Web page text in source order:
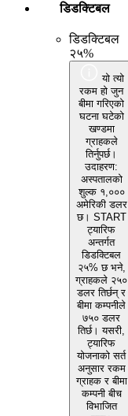
डिडक्टिबल
डिडक्टिबल
२५%
यो त्यो
रकम हो जुन
बीमा गरिएको
घटना घटेको
खण्डमा
ग्राहकले
तिर्नुपर्छ।
उदाहरण:
अस्पतालको
शुल्क १,०००
अमेरिकी डलर
छ। START
ट्यारिफ
अन्तर्गत
डिडक्टिबल
२५% छ भने,
ग्राहकले २५०
डलर तिर्छन् र
बीमा कम्पनीले
७५० डलर
तिर्छ। यसरी,
ट्यारिफ
योजनाको सर्त
अनुसार रकम
ग्राहक र बीमा
कम्पनी बीच
विभाजित